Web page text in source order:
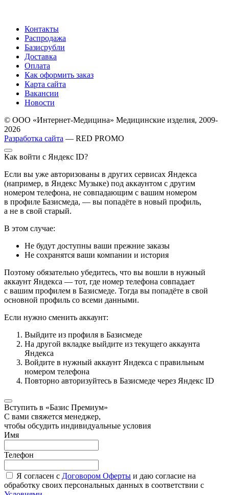
Контакты
Распродажа
Базисрубли
Доставка
Оплата
Как оформить заказ
Карта сайта
Вакансии
Новости
© ООО «Интернет-Медицина» Медицинские изделия, 2009-
2026
Разработка сайта — RED PROMO
Как войти с Яндекс ID?
Если вы уже авторизованы в других сервисах Яндекса
(например, в Яндекс Музыке) под аккаунтом с другим
номером телефона, не совпадающим с вашим номером
в профиле Базисмеда, — вы попадёте в новый профиль,
а не в свой старый.
В этом случае:
Не будут доступны ваши прежние заказы
Не сохранятся ваши компании и история
Поэтому обязательно убедитесь, что вы вошли в нужный
аккаунт Яндекса — тот, где номер телефона совпадает
с вашим профилем в Базисмеде. Тогда вы попадёте в свой
основной профиль со всеми данными.
Если нужно сменить аккаунт:
Выйдите из профиля в Базисмеде
На другой вкладке выйдите из текущего аккаунта
Яндекса
Войдите в нужный аккаунт Яндекса с правильным
номером телефона
Повторно авторизуйтесь в Базисмеде через Яндекс ID
Вступить в «Базис Премиум»
С вами свяжется менеджер,
чтобы обсудить индивидуальные условия
Имя
Телефон
Я согласен с Договором Оферты и даю согласие на
обработку своих персональных данных в соответствии с